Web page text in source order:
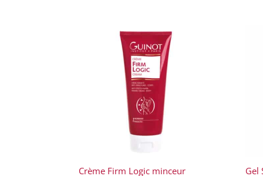
Crème Firm Logic minceur Gel